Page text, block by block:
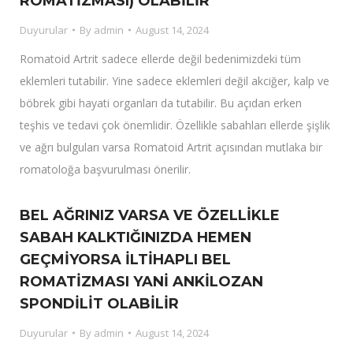
Duyurular By admin August 14, 2024
Romatoid Artrit sadece ellerde değil bedenimizdeki tüm
eklemleri tutabilir. Yine sadece eklemleri değil akciğer, kalp ve
böbrek gibi hayati organları da tutabilir. Bu açıdan erken
teşhis ve tedavi çok önemlidir. Özellikle sabahları ellerde şişlik
ve ağrı bulguları varsa Romatoid Artrit açısından mutlaka bir
romatoloğa başvurulması önerilir.
BEL AĞRINIZ VARSA VE ÖZELLİKLE
SABAH KALKTIĞINIZDA HEMEN
GEÇMİYORSA İLTİHAPLI BEL
ROMATİZMASI YANİ ANKİLOZAN
SPONDİLİT OLABİLİR
Duyurular By admin August 14, 2024